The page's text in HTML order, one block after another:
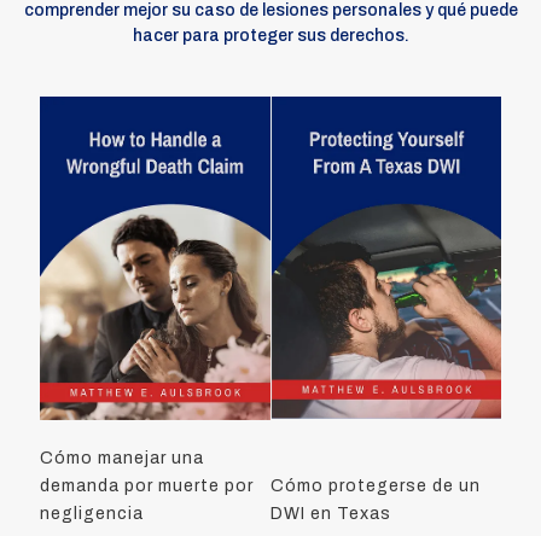
comprender mejor su caso de lesiones personales y qué puede
hacer para proteger sus derechos.
Cómo manejar una
demanda por muerte por
negligencia
Cómo protegerse de un
DWI en Texas